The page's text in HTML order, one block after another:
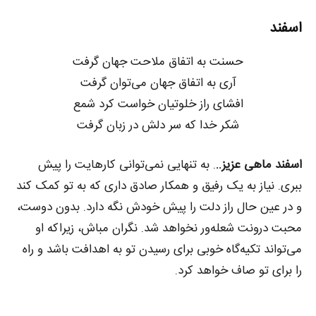
اسفند
حسنت به اتفاق ملاحت جهان گرفت
آری به اتفاق جهان می‌توان گرفت
افشای راز خلوتیان خواست کرد شمع
شکر خدا که سر دلش در زبان گرفت
اسفند ماهی عزیز... به تنهایی نمی‌توانی کارهایت را پیش
ببری. نیاز به یک رفیق و همکار صادق داری که به تو کمک کند
و در عین حال راز دلت را پیش خودش نگه دارد. بدون دوست،
محبت درونت شعله‌ور نخواهد شد. نگران مباش، زیراکه او
می‌تواند تکیه‌گاه خوبی برای رسیدن تو به اهدافت باشد و راه
را برای تو صاف خواهد کرد.